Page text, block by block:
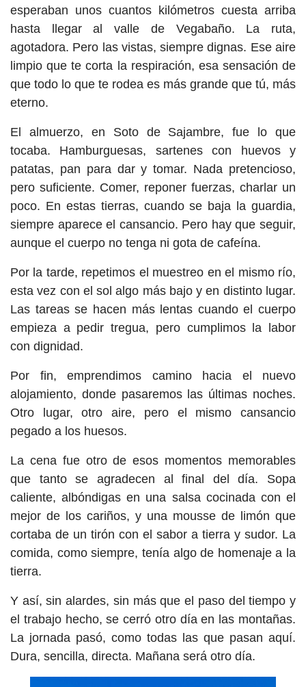
esperaban unos cuantos kilómetros cuesta arriba
hasta llegar al valle de Vegabaño. La ruta,
agotadora. Pero las vistas, siempre dignas. Ese aire
limpio que te corta la respiración, esa sensación de
que todo lo que te rodea es más grande que tú, más
eterno.
El almuerzo, en Soto de Sajambre, fue lo que
tocaba. Hamburguesas, sartenes con huevos y
patatas, pan para dar y tomar. Nada pretencioso,
pero suficiente. Comer, reponer fuerzas, charlar un
poco. En estas tierras, cuando se baja la guardia,
siempre aparece el cansancio. Pero hay que seguir,
aunque el cuerpo no tenga ni gota de cafeína.
Por la tarde, repetimos el muestreo en el mismo río,
esta vez con el sol algo más bajo y en distinto lugar.
Las tareas se hacen más lentas cuando el cuerpo
empieza a pedir tregua, pero cumplimos la labor
con dignidad.
Por fin, emprendimos camino hacia el nuevo
alojamiento, donde pasaremos las últimas noches.
Otro lugar, otro aire, pero el mismo cansancio
pegado a los huesos.
La cena fue otro de esos momentos memorables
que tanto se agradecen al final del día. Sopa
caliente, albóndigas en una salsa cocinada con el
mejor de los cariños, y una mousse de limón que
cortaba de un tirón con el sabor a tierra y sudor. La
comida, como siempre, tenía algo de homenaje a la
tierra.
Y así, sin alardes, sin más que el paso del tiempo y
el trabajo hecho, se cerró otro día en las montañas.
La jornada pasó, como todas las que pasan aquí.
Dura, sencilla, directa. Mañana será otro día.